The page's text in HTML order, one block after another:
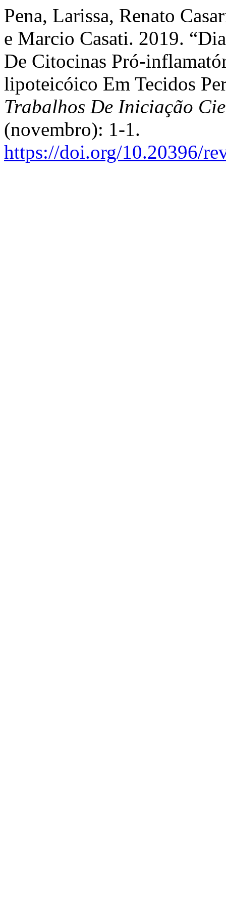
Pena, Larissa, Renato
e Marcio Casati. 2019.
De Citocinas Pró-
lipoteicóico Em Tecidos
Trabalhos De Iniciação
(novembro): 1-1.
https://doi.org/10.20396/